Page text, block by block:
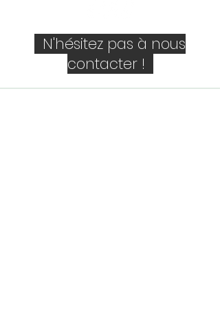
N'hésitez pas à nous
contacter !